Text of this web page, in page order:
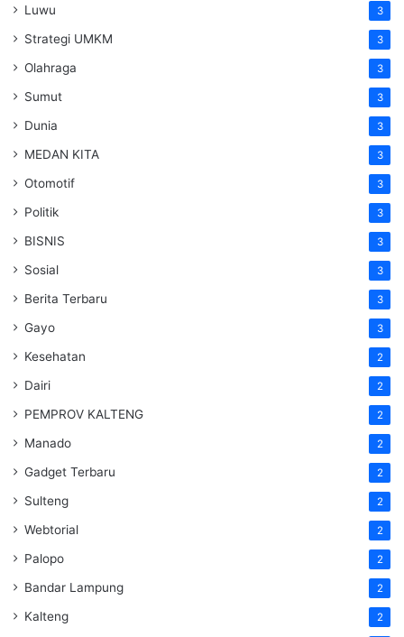
Luwu 3
Strategi UMKM 3
Olahraga 3
Sumut 3
Dunia 3
MEDAN KITA 3
Otomotif 3
Politik 3
BISNIS 3
Sosial 3
Berita Terbaru 3
Gayo 3
Kesehatan 2
Dairi 2
PEMPROV KALTENG 2
Manado 2
Gadget Terbaru 2
Sulteng 2
Webtorial 2
Palopo 2
Bandar Lampung 2
Kalteng 2